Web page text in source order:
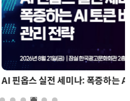
증하는 AI 토큰 비용 관리 전략